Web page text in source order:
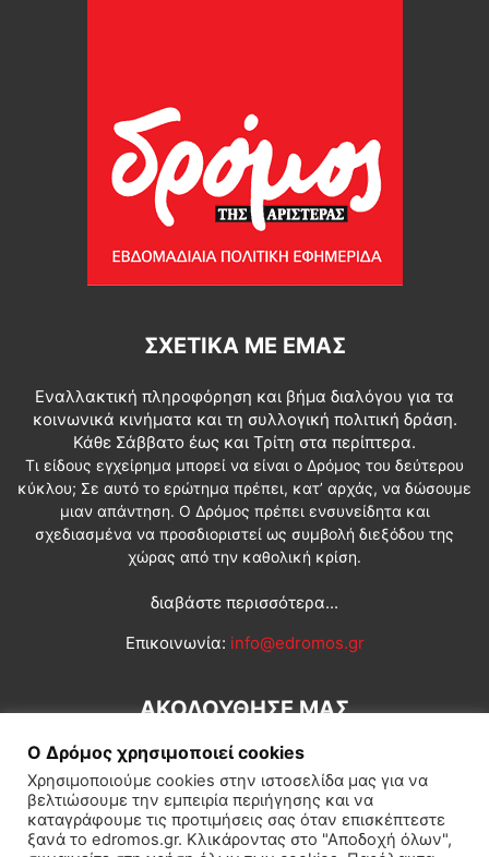
ΣΧΕΤΙΚΆ ΜΕ ΕΜΆΣ
Εναλλακτική πληροφόρηση και βήμα διαλόγου για τα
κοινωνικά κινήματα και τη συλλογική πολιτική δράση.
Κάθε Σάββατο έως και Τρίτη στα περίπτερα.
Τι είδους εγχείρημα μπορεί να είναι ο Δρόμος του δεύτερου
κύκλου; Σε αυτό το ερώτημα πρέπει, κατ’ αρχάς, να δώσουμε
μιαν απάντηση. Ο Δρόμος πρέπει ενσυνείδητα και
σχεδιασμένα να προσδιοριστεί ως συμβολή διεξόδου της
χώρας από την καθολική κρίση.
διαβάστε περισσότερα...
Επικοινωνία: info@edromos.gr
ΑΚΟΛΟΥΘΗΣΕ ΜΑΣ
Ο Δρόμος χρησιμοποιεί cookies
Χρησιμοποιούμε cookies στην ιστοσελίδα μας για να
βελτιώσουμε την εμπειρία περιήγησης και να
καταγράφουμε τις προτιμήσεις σας όταν επισκέπτεστε
ξανά το edromos.gr. Κλικάροντας στο "Αποδοχή όλων",